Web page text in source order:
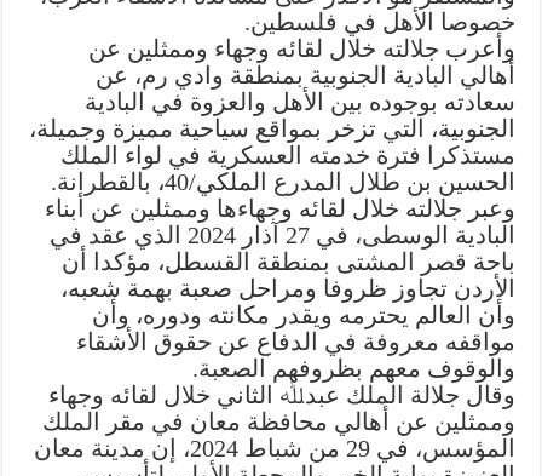
خصوصا الأهل في فلسطين.
وأعرب جلالته خلال لقائه وجهاء وممثلين عن
أهالي البادية الجنوبية بمنطقة وادي رم، عن
سعادته بوجوده بين الأهل والعزوة في البادية
الجنوبية، التي تزخر بمواقع سياحية مميزة وجميلة،
مستذكرا فترة خدمته العسكرية في لواء الملك
الحسين بن طلال المدرع الملكي/40، بالقطرانة.
وعبر جلالته خلال لقائه وجهاءها وممثلين عن أبناء
البادية الوسطى، في 27 آذار 2024 الذي عقد في
باحة قصر المشتى بمنطقة القسطل، مؤكدا أن
الأردن تجاوز ظروفا ومراحل صعبة بهمة شعبه،
وأن العالم يحترمه ويقدر مكانته ودوره، وأن
مواقفه معروفة في الدفاع عن حقوق الأشقاء
والوقوف معهم بظروفهم الصعبة.
وقال جلالة الملك عبدﷲ الثاني خلال لقائه وجهاء
وممثلين عن أهالي محافظة معان في مقر الملك
المؤسس، في 29 من شباط 2024، إن مدينة معان